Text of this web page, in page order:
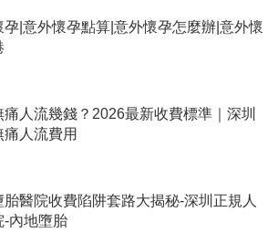
孕|意外懷孕點算|意外懷孕怎麼辦|意外懷
痛人流幾錢？2026最新收費標準｜深圳
痛人流費用
胎醫院收費陷阱套路大揭秘-深圳正規人
-內地墮胎